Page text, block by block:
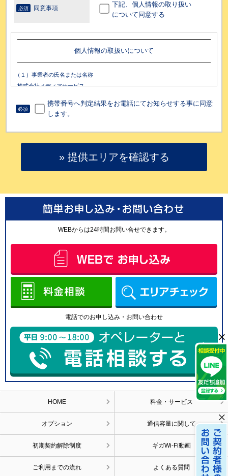
必須 同意事項
下記、個人情報の取り扱い
について同意する
個人情報の取扱いについて
（１）事業者の氏名または名称
株式会社メディアサービス
び連絡先
個人情報保護管理者：財務管理グループ長
電話番号：0120-540-784
（３）個人情報の利用目的
・ お問い合わせ内容にお電話にて回答するため
・ お申込み頂いた内容にお電話にて回答するため
・ 関連するアフターサービスのご案内のため
ライバシーポリシーに従い、リマインド通知の目的で活用する場合がありま
・ 新商品や新たなサービス等のご案内のため
・ 電話の通話内容録音は、当社サービス品質向上のため
・ 当社配信のメールマガジンを希望される方の個人情報は、メールマガジン
・ 上記に付随する業務に使用するため
（４）個人情報の第三者提供について
取得した個人情報は法令等による場合を除いて第三者に提供することはあり
ません。
（５）個人情報の取扱いの委託について
取得した個人情報の取扱いの全部又は、一部を委託することがございます。
この場合、個人情報を適切に取り扱っている委託先を選定し、個人情報の適
正管理や機密の保持に関して契約等を締結し適切な管理を実施します。
（６）個人情報を与えなかった場合に生じる結果
個人情報を与えることは任意です。個人情報に関する情報の一部をご提供い
ただけない場合は、お問い合わせ 内容に回答できない可能性があります。
（７）開示対象個人情報の開示等および問い合わせ窓口について
ご本人からの求めにより、当社が保有する開示対象個人情報に関する開示、
利用目的の通知、内容の訂正・追 加または削除、利用停止、消去および第三
開示等に応ずる窓口は、下記「当社の個人情報の取扱いに関する苦情、相談
等の問合せ先」を参照してください。
（８）本人が容易に認識できない方法による個人情報の取得
クッキーやウェブビーコン等を用いるなどして、本人が容易に認識できない
方法による個人情報の取得は行っておりません。
（９）個人情報の安全管理措置について
取得した個人情報については、漏洩、減失またはき損の防止と是正、その他
個人情報の安全管理のために必要 かつ適切な措置を講じます。
お問合せへの回答後、取得した個人情報は当社内において削除致します。
必須
携帯番号へ判定結果をお電話にてお知らせする事に同意
します。
» 提供エリアを確認する
WEBからは24時間お問い合せできます。
電話でのお申し込み・お問い合わせ
HOME 料金・サービス
オプション 通信容量に関して
初期契約解除制度 ギガWi-Fi動画
ご利用までの流れ よくある質問
×
×
×